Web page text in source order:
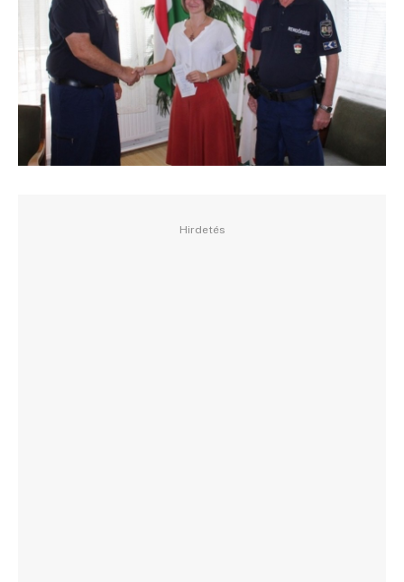
Hirdetés